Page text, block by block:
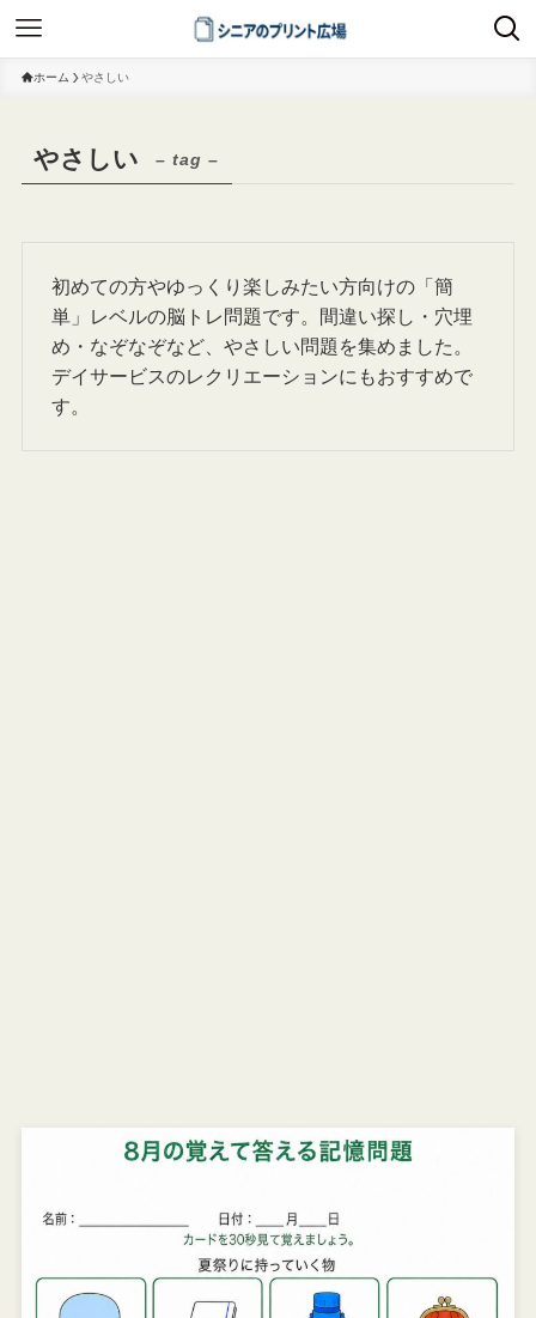
ホーム やさしい
やさしい – tag –
初めての方やゆっくり楽しみたい方向けの「簡
単」レベルの脳トレ問題です。間違い探し・穴埋
め・なぞなぞなど、やさしい問題を集めました。
デイサービスのレクリエーションにもおすすめで
す。